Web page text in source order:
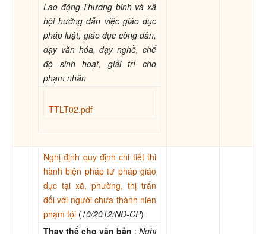
Lao động-Thương binh và xã
hội hướng dẫn việc giáo dục
pháp luật, giáo dục công dân,
dạy văn hóa, dạy nghề, chế
độ sinh hoạt, giải trí cho
phạm nhân
TTLT02.pdf
Nghị định quy định chi tiết thi
hành biện pháp tư pháp giáo
dục tại xã, phường, thị trấn
đối với người chưa thành niên
phạm tội (10/2012/NĐ-CP)
Thay thế cho văn bản : Nghị